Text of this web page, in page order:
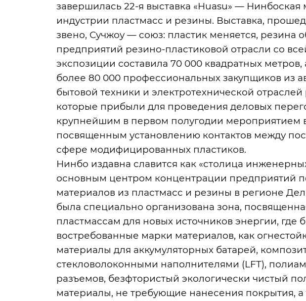
завершилась 22-я выставка «Huasu» —
индустрии пластмасс и резины. Выставка,
звено, Сучжоу — союз: пластик меняется, резина
предприятий резино-пластиковой отрасли со
экспозиции составила 70 000 квадратных
более 80 000 профессиональных закупщиков из
бытовой техники и электротехнической
которые прибыли для проведения деловых
крупнейшим в первом полугодии мероприятием
посвященным установлению контактов между
сфере модифицированных пластиков.
Нинбо издавна славится как «столица
основным центром концентрации предприятий
материалов из пластмасс и резины в регионе
была специально организована зона,
пластмассам для новых источников энергии, где
востребованные марки материалов, как
материалы для аккумуляторных батарей,
стекловолоконными наполнителями (LFT),
разъемов, безфтористый экологически чистый
материалы, не требующие нанесения покрытия,